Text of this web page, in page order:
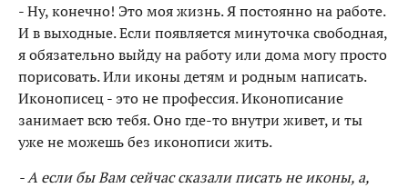
- Ну, конечно! Это моя жизнь. Я постоянно на работе.
И в выходные. Если появляется минуточка свободная,
я обязательно выйду на работу или дома могу просто
порисовать. Или иконы детям и родным написать.
Иконописец - это не профессия. Иконописание
занимает всю тебя. Оно где-то внутри живет, и ты
уже не можешь без иконописи жить.
- А если бы Вам сейчас сказали писать не иконы, а,